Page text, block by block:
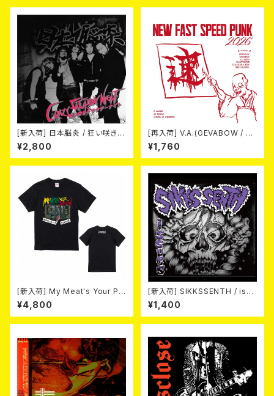
[新入荷] 日本脳炎 / 狂い咲きサ
タデーナイト(CD)
¥2,800
[再入荷] V.A.(GEVABOW / D
USTPAN / EL NUDO / MARV
ELOUS / 高倉健 / Horse & D
eer) / NEW FAST SPEED PU
¥1,760
[新入荷] My Meat's Your Po
ison -あんたにゃ毒でもオイラ
にゃ薬- / BLACK T-shirt (XX
L & XXXL)
¥4,800
[新入荷] SIKKSSENTH / issu
es (CD-R)
¥1,400